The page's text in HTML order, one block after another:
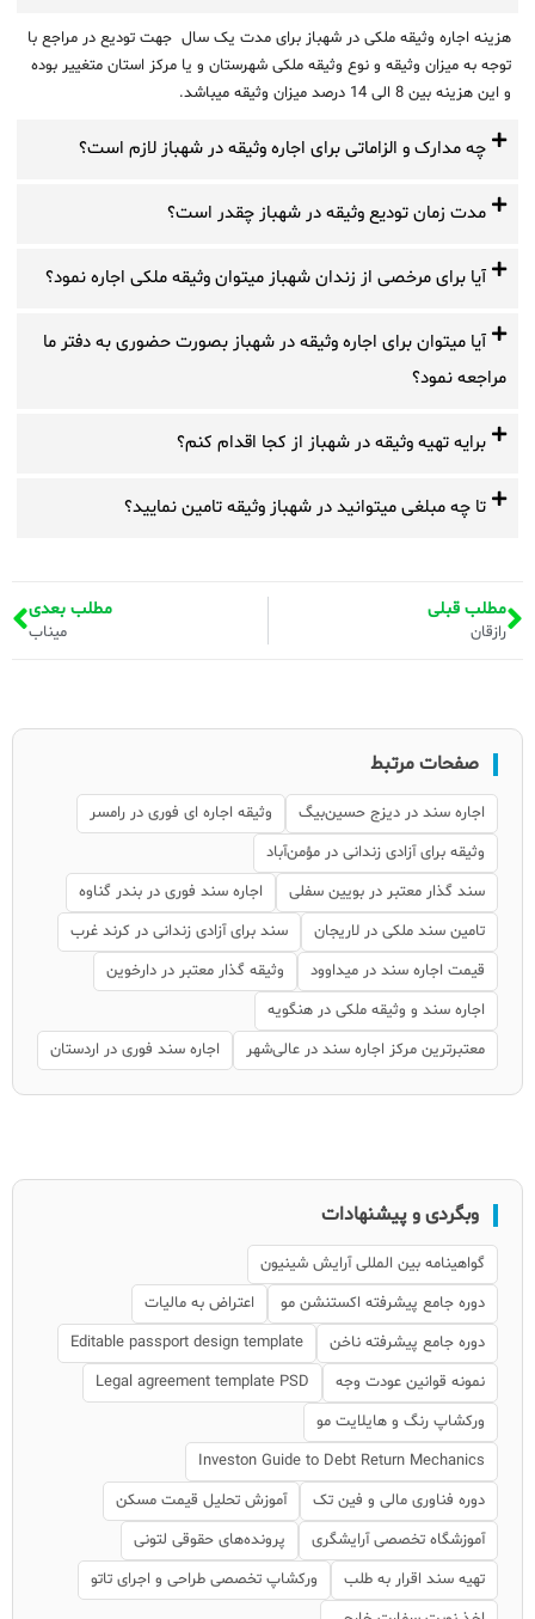
هزینه اجاره وثیقه ملکی در شهباز برای مدت یک سال جهت تودیع در مراجع با
توجه به میزان وثیقه و نوع وثیقه ملکی شهرستان و یا مرکز استان متغییر بوده
و این هزینه بین 8 الی 14 درصد میزان وثیقه میباشد.
چه مدارک و الزاماتی برای اجاره وثیقه در شهباز لازم است؟
مدت زمان تودیع وثیقه در شهباز چقدر است؟
آیا برای مرخصی از زندان شهباز میتوان وثیقه ملکی اجاره نمود؟
آیا میتوان برای اجاره وثیقه در شهباز بصورت حضوری به دفتر ما
مراجعه نمود؟
برایه تهیه وثیقه در شهباز از کجا اقدام کنم؟
تا چه مبلغی میتوانید در شهباز وثیقه تامین نمایید؟
مطلب قبلی
رازقان
مطلب بعدی
میناب
صفحات مرتبط
اجاره سند در دیزج حسین‌بیگ
وثیقه اجاره ای فوری در رامسر
وثیقه برای آزادی زندانی در مؤمن‌آباد
سند گذار معتبر در بویین سفلی
اجاره سند فوری در بندر گناوه
تامین سند ملکی در لاریجان
سند برای آزادی زندانی در کرند غرب
قیمت اجاره سند در میداوود
وثیقه گذار معتبر در دارخوین
اجاره سند و وثیقه ملکی در هنگویه
معتبرترین مرکز اجاره سند در عالی‌شهر
اجاره سند فوری در اردستان
وبگردی و پیشنهادات
گواهینامه بین المللی آرایش شینیون
دوره جامع پیشرفته اکستنشن مو
اعتراض به مالیات
دوره جامع پیشرفته ناخن
Editable passport design template
نمونه قوانین عودت وجه
Legal agreement template PSD
ورکشاپ رنگ و هایلایت مو
Investon Guide to Debt Return Mechanics
دوره فناوری مالی و فین تک
آموزش تحلیل قیمت مسکن
آموزشگاه تخصصی آرایشگری
پرونده‌های حقوقی لتونی
تهیه سند اقرار به طلب
ورکشاپ تخصصی طراحی و اجرای تاتو